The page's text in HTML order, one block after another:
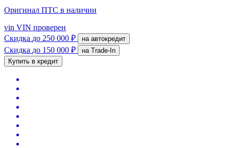
Оригинал ПТС в наличии
vin VIN проверен
Скидка до 250 000 ₽ на автокредит
Скидка до 150 000 ₽
на Trade-In
Купить в кредит